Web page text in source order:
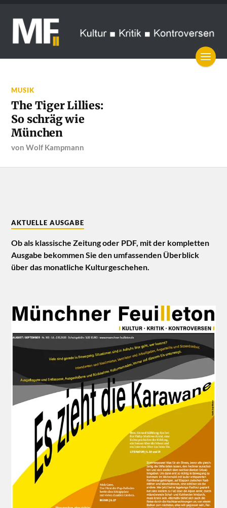
MUSIK
The Tiger Lillies:
So schräg wie
München
vonWolf Kampmann
AKTUELLE AUSGABE
Ob als klassische Zeitung oder PDF, mit der kompletten
Ausgabe bekommen Sie den umfassenden Überblick
über das monatliche Kulturgeschehen.